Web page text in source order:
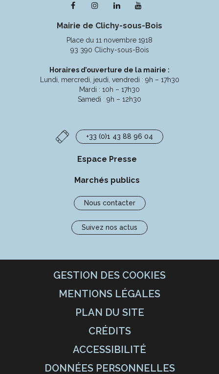
Lien
le
compte
Facebook
Lien
le
compte
Instagram
Lien
le
compte
Linkedin
la
chaîne
Youtube
Mairie de Clichy-sous-Bois
Place du 11 novembre 1918
93 390 Clichy-sous-Bois
Horaires d’ouverture de la mairie :
Lundi, mercredi, jeudi, vendredi : 9h – 17h30
Mardi : 10h – 17h30
Samedi : 9h – 12h30
+33 (0)1 43 88 96 04
Espace Presse
Marchés publics
Nous contacter
Suivez nos actus
GESTION DES COOKIES
MENTIONS LÉGALES
PLAN DU SITE
CRÉDITS
ACCESSIBILITÉ
DONNÉES PERSONNELLES